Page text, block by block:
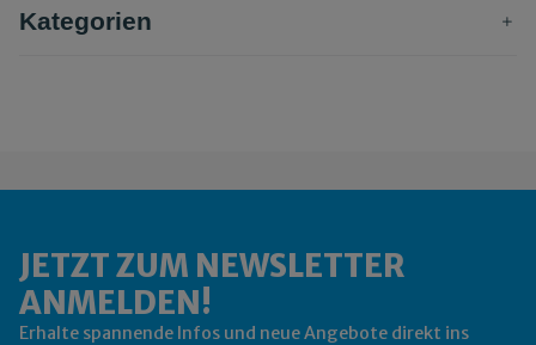
Kategorien
JETZT ZUM NEWSLETTER
ANMELDEN!
Erhalte spannende Infos und neue Angebote direkt ins